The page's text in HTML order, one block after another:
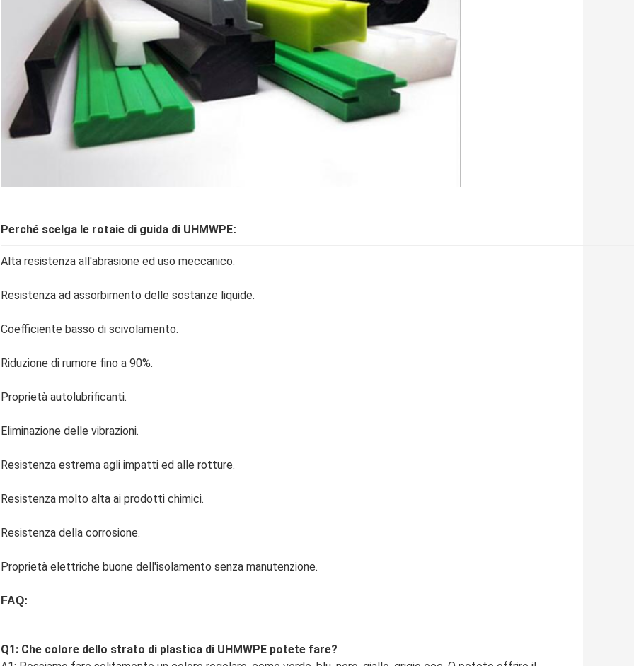
Perché scelga le rotaie di guida di UHMWPE:
Alta resistenza all'abrasione ed uso meccanico.
Resistenza ad assorbimento delle sostanze liquide.
Coefficiente basso di scivolamento.
Riduzione di rumore fino a 90%.
Proprietà autolubrificanti.
Eliminazione delle vibrazioni.
Resistenza estrema agli impatti ed alle rotture.
Resistenza molto alta ai prodotti chimici.
Resistenza della corrosione.
Proprietà elettriche buone dell'isolamento senza manutenzione.
FAQ:
Q1: Che colore dello strato di plastica di UHMWPE potete fare?